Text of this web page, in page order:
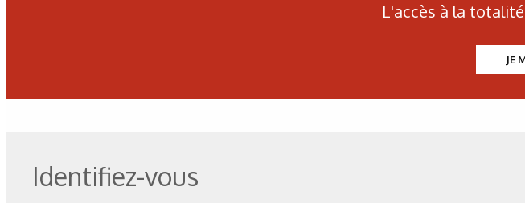
Search result
L'accès à la
JE
Identifiez-vous